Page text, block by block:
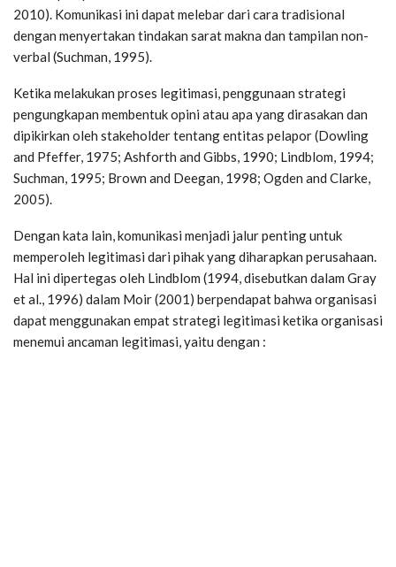
2010). Komunikasi ini dapat melebar dari cara tradisional
dengan menyertakan tindakan sarat makna dan tampilan non-
verbal (Suchman, 1995).
Ketika melakukan proses legitimasi, penggunaan strategi
pengungkapan membentuk opini atau apa yang dirasakan dan
dipikirkan oleh stakeholder tentang entitas pelapor (Dowling
and Pfeffer, 1975; Ashforth and Gibbs, 1990; Lindblom, 1994;
Suchman, 1995; Brown and Deegan, 1998; Ogden and Clarke,
2005).
Dengan kata lain, komunikasi menjadi jalur penting untuk
memperoleh legitimasi dari pihak yang diharapkan perusahaan.
Hal ini dipertegas oleh Lindblom (1994, disebutkan dalam Gray
et al., 1996) dalam Moir (2001) berpendapat bahwa organisasi
dapat menggunakan empat strategi legitimasi ketika organisasi
menemui ancaman legitimasi, yaitu dengan :